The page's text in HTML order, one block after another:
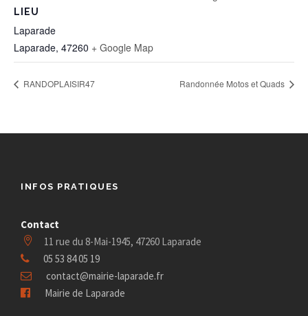
LIEU
Laparade
Laparade, 47260 + Google Map
RANDOPLAISIR47 Randonnée Motos et Quads
INFOS PRATIQUES
Contact
11 rue du 8-Mai-1945, 47260 Laparade
05 53 84 05 19
contact@mairie-laparade.fr
Mairie de Laparade